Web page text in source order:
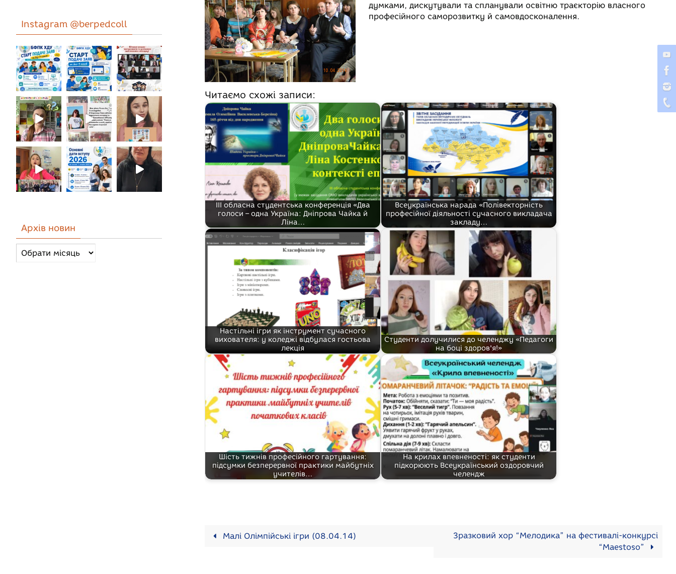
думками, дискутували та спланували освітню траєкторію власного
професійного саморозвитку й самовдосконалення.
Читаємо схожі записи:
ІІІ обласна студентська конференція «Два
голоси – одна Україна: Дніпрова Чайка й
Ліна…
Всеукраїнська нарада «Полівекторність
професійної діяльності сучасного викладача
закладу…
Настільні ігри як інструмент сучасного
вихователя: у коледжі відбулася гостьова
лекція
Студенти долучилися до челенджу «Педагоги
на боці здоров'я!»
Шість тижнів професійного гартування:
підсумки безперервної практики майбутніх
учителів…
На крилах впевненості: як студенти
підкорюють Всеукраїнський оздоровчий
челендж
Малі Олімпійські ігри (08.04.14)
Зразковий хор “Мелодика” на фестивалі-конкурсі
“Maestoso”
Instagram @berpedcoll
Архів новин
Архів
новин